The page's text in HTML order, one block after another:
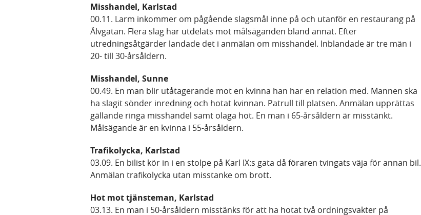
Misshandel, Karlstad
00.11. Larm inkommer om pågående slagsmål inne på och utanför en restaurang på
Älvgatan. Flera slag har utdelats mot målsäganden bland annat. Efter
utredningsåtgärder landade det i anmälan om misshandel. Inblandade är tre män i
20- till 30-årsåldern.
Misshandel, Sunne
00.49. En man blir utåtagerande mot en kvinna han har en relation med. Mannen ska
ha slagit sönder inredning och hotat kvinnan. Patrull till platsen. Anmälan upprättas
gällande ringa misshandel samt olaga hot. En man i 65-årsåldern är misstänkt.
Målsägande är en kvinna i 55-årsåldern.
Trafikolycka, Karlstad
03.09. En bilist kör in i en stolpe på Karl IX:s gata då föraren tvingats väja för annan bil.
Anmälan trafikolycka utan misstanke om brott.
Hot mot tjänsteman, Karlstad
03.13. En man i 50-årsåldern misstänks för att ha hotat två ordningsvakter på